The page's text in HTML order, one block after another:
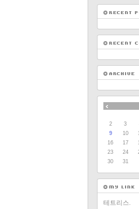
2
3
9
10
16
17
23
24
30
31
테트리스.